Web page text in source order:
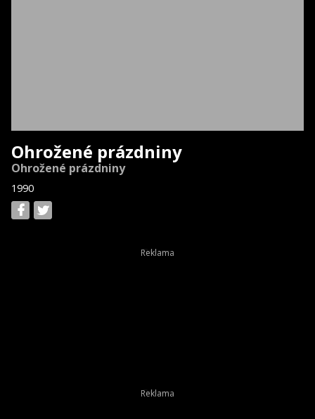
Ohrožené prázdniny
Ohrožené prázdniny
1990